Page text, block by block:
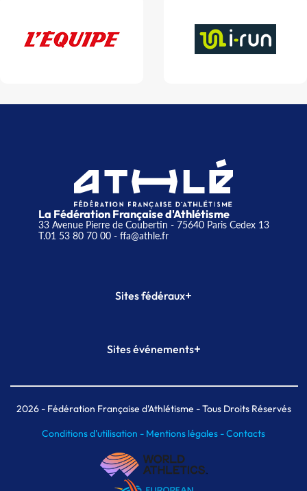
La Fédération Française d'Athlétisme
33 Avenue Pierre de Coubertin - 75640 Paris Cedex 13
T.01 53 80 70 00- ffa@athle.fr
Sites fédéraux+
Plateforme Formation
Sites événements+
Meeting de Paris indoor
MAIF Ekiden de Paris
2026- Fédération Française d'Athlétisme - Tous Droits Réservés
Conditions d'utilisation - Mentions légales -Contacts